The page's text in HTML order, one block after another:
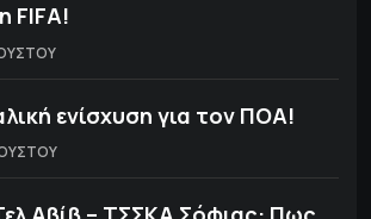
FIFA!
ενίσχυση για τον ΠΟΑ!